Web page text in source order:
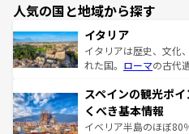
人気の国と地域から探す
イタリア
イタリアは歴史、文化
れた国。 ローマの古代
ろん、トスカーナの美
景など、自然景観も見
ピザやパスタなど、絶
スペインの観光ポ
くべき基本情報
イベリア半島のほぼ80